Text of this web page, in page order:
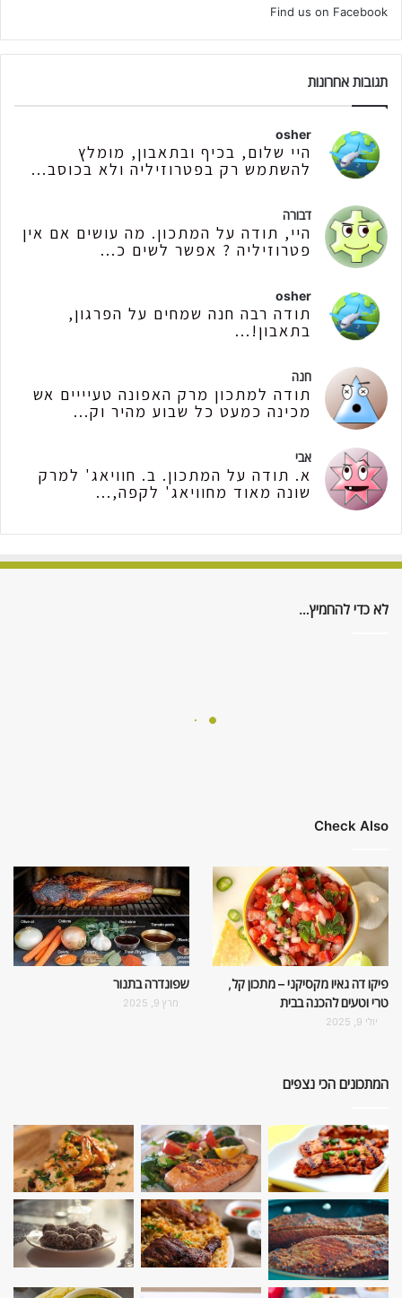
Find us on Facebook
תגובות אחרונות
osher
היי שלום, בכיף ובתאבון, מומלץ
להשתמש רק בפטרוזיליה ולא בכוסב...
דבורה
היי, תודה על המתכון. מה עושים אם אין
פטרוזיליה ? אפשר לשים כ...
osher
תודה רבה חנה שמחים על הפרגון,
בתאבון!...
חנה
תודה למתכון מרק האפונה טעיייים אש
מכינה כמעט כל שבוע מהיר וק...
אבי
א. תודה על המתכון. ב. חוויאג' למרק
שונה מאוד מחוויאג' לקפה,...
לא כדי להחמיץ…
Check Also
פיקו דה גאיו מקסיקני – מתכון קל,
טרי וטעים להכנה בבית
יולי 9, 2025
שפונדרה בתנור
מרץ 9, 2025
המתכונים הכי נצפים